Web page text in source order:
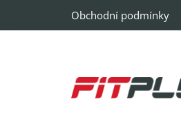
Obchodní podmínky